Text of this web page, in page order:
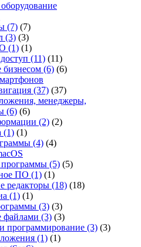
(7) (7)
(3) (3)
(1) (1)
(11) (11)
бизнесом (6) (6)
(37) (37)
менеджеры,
(6) (6)
(2) (2)
(1) (1)
(4) (4)
(5) (5)
ПО (1) (1)
редакторы (18) (18)
(1) (1)
(3) (3)
файлами (3) (3)
программирование (3) (3)
(1) (1)